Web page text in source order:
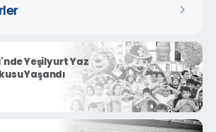
Yeşilyurt Yaz
Yaşandı